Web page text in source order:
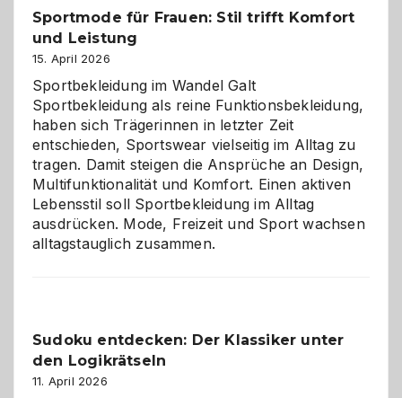
gegen
Chaos
Sportmode für Frauen: Stil trifft Komfort
und Leistung
15. April 2026
Sportbekleidung im Wandel Galt
Sportbekleidung als reine Funktionsbekleidung,
haben sich Trägerinnen in letzter Zeit
entschieden, Sportswear vielseitig im Alltag zu
tragen. Damit steigen die Ansprüche an Design,
Multifunktionalität und Komfort. Einen aktiven
Lebensstil soll Sportbekleidung im Alltag
ausdrücken. Mode, Freizeit und Sport wachsen
alltagstauglich zusammen.
Sudoku entdecken: Der Klassiker unter
den Logikrätseln
11. April 2026